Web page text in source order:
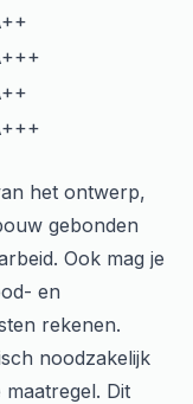
het ontwerp,
gebonden
Ook mag je
en
rekenen.
noodzakelijk
Dit